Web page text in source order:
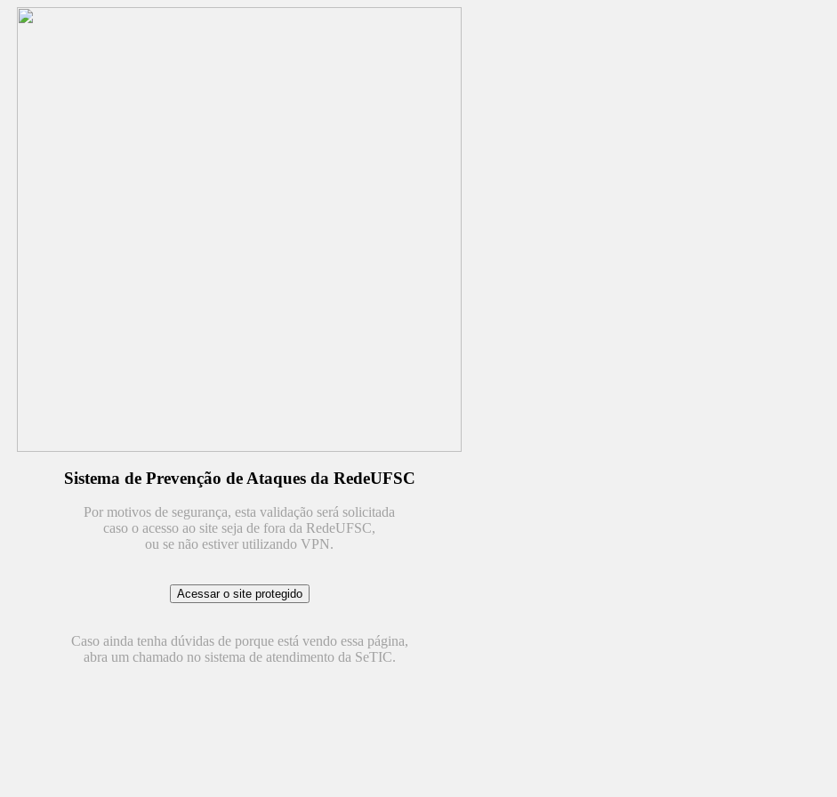
Sistema de Prevenção de Ataques da RedeUFSC
Por motivos de segurança, esta validação será solicitada
caso o acesso ao site seja de fora da RedeUFSC,
ou se não estiver utilizando VPN.
Caso ainda tenha dúvidas de porque está vendo essa página,
abra um chamado no sistema de atendimento da SeTIC.